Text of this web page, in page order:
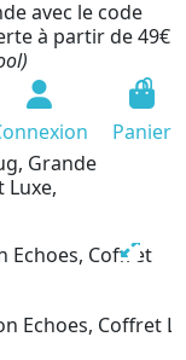
avec le code
à partir de 49€
0
Panier
Grande
Luxe,